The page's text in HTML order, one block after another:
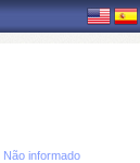
Não informado